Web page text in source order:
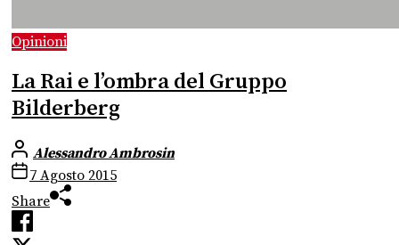
Opinioni
La Rai e l’ombra del Gruppo
Bilderberg
Alessandro Ambrosin
7 Agosto 2015
Share